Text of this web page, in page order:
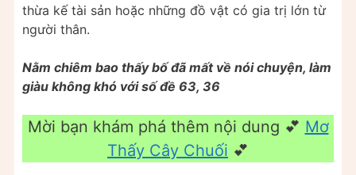
thừa kế tài sản hoặc những đồ vật có gia trị lớn từ
người thân.
Nằm chiêm bao thấy bố đã mất về nói chuyện, làm
giàu không khó với số đề 63, 36
Mời bạn khám phá thêm nội dung 💕 Mơ
Thấy Cây Chuối 💕